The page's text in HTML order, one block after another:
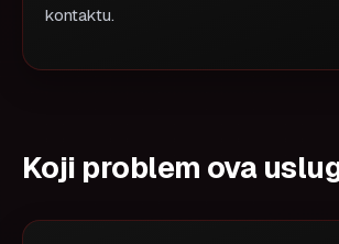
kontaktu.
Koji problem ova